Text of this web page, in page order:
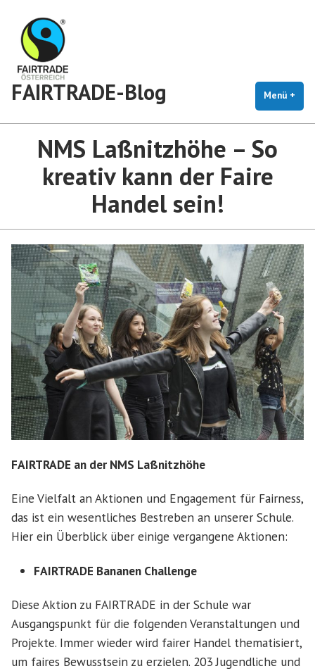
Inhalt
springen
FAIRTRADE-Blog Menü +
NMS Laßnitzhöhe – So
kreativ kann der Faire
Handel sein!
FAIRTRADE an der NMS Laßnitzhöhe
Eine Vielfalt an Aktionen und Engagement für Fairness,
das ist ein wesentliches Bestreben an unserer Schule.
Hier ein Überblick über einige vergangene Aktionen:
FAIRTRADE Bananen Challenge
Diese Aktion zu FAIRTRADE in der Schule war
Ausgangspunkt für die folgenden Veranstaltungen und
Projekte. Immer wieder wird fairer Handel thematisiert,
um faires Bewusstsein zu erzielen. 203 Jugendliche und